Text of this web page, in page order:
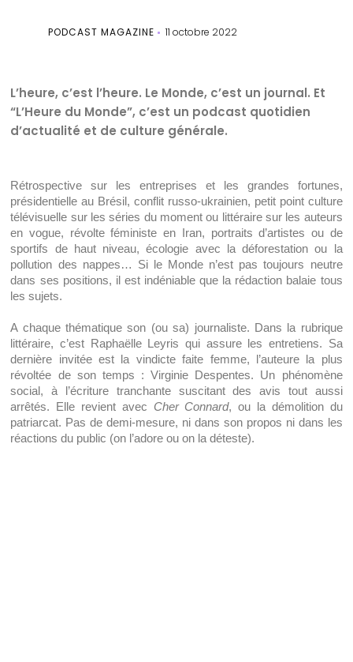
PODCAST MAGAZINE 11 octobre 2022
L’heure, c’est l’heure. Le Monde, c’est un journal. Et
“L’Heure du Monde”, c’est un podcast quotidien
d’actualité et de culture générale.
Rétrospective sur les entreprises et les grandes fortunes,
présidentielle au Brésil, conflit russo-ukrainien, petit point culture
télévisuelle sur les séries du moment ou littéraire sur les auteurs
en vogue, révolte féministe en Iran, portraits d’artistes ou de
sportifs de haut niveau, écologie avec la déforestation ou la
pollution des nappes… Si le Monde n’est pas toujours neutre
dans ses positions, il est indéniable que la rédaction balaie tous
les sujets.
A chaque thématique son (ou sa) journaliste. Dans la rubrique
littéraire, c’est Raphaëlle Leyris qui assure les entretiens. Sa
dernière invitée est la vindicte faite femme, l’auteure la plus
révoltée de son temps : Virginie Despentes. Un phénomène
social, à l’écriture tranchante suscitant des avis tout aussi
arrêtés. Elle revient avec Cher Connard, ou la démolition du
patriarcat. Pas de demi-mesure, ni dans son propos ni dans les
réactions du public (on l’adore ou on la déteste).